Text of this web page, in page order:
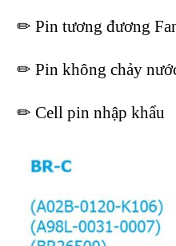
✏ Pin tương đương
✏ Pin không chảy
✏ Cell pin nhập khẩu